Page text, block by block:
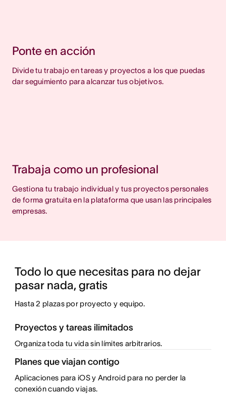
Ponte en acción
Divide tu trabajo en tareas y proyectos a los que puedas
dar seguimiento para alcanzar tus objetivos.
Trabaja como un profesional
Gestiona tu trabajo individual y tus proyectos personales
de forma gratuita en la plataforma que usan las principales
empresas.
Todo lo que necesitas para no dejar
pasar nada, gratis
Hasta 2 plazas por proyecto y equipo.
Proyectos y tareas ilimitados
Organiza toda tu vida sin límites arbitrarios.
Planes que viajan contigo
Aplicaciones para iOS y Android para no perder la
conexión cuando viajas.